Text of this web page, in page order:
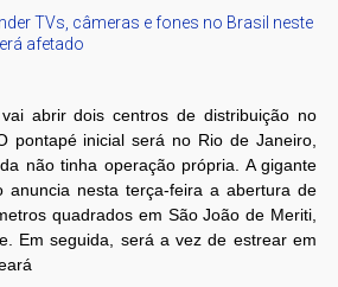
TVs, câmeras e fones no Brasil neste
afetado
abrir dois centros de distribuição no
pontapé inicial será no Rio de Janeiro,
não tinha operação própria. A gigante
anuncia nesta terça-feira a abertura de
quadrados em São João de Meriti,
Em seguida, será a vez de estrear em